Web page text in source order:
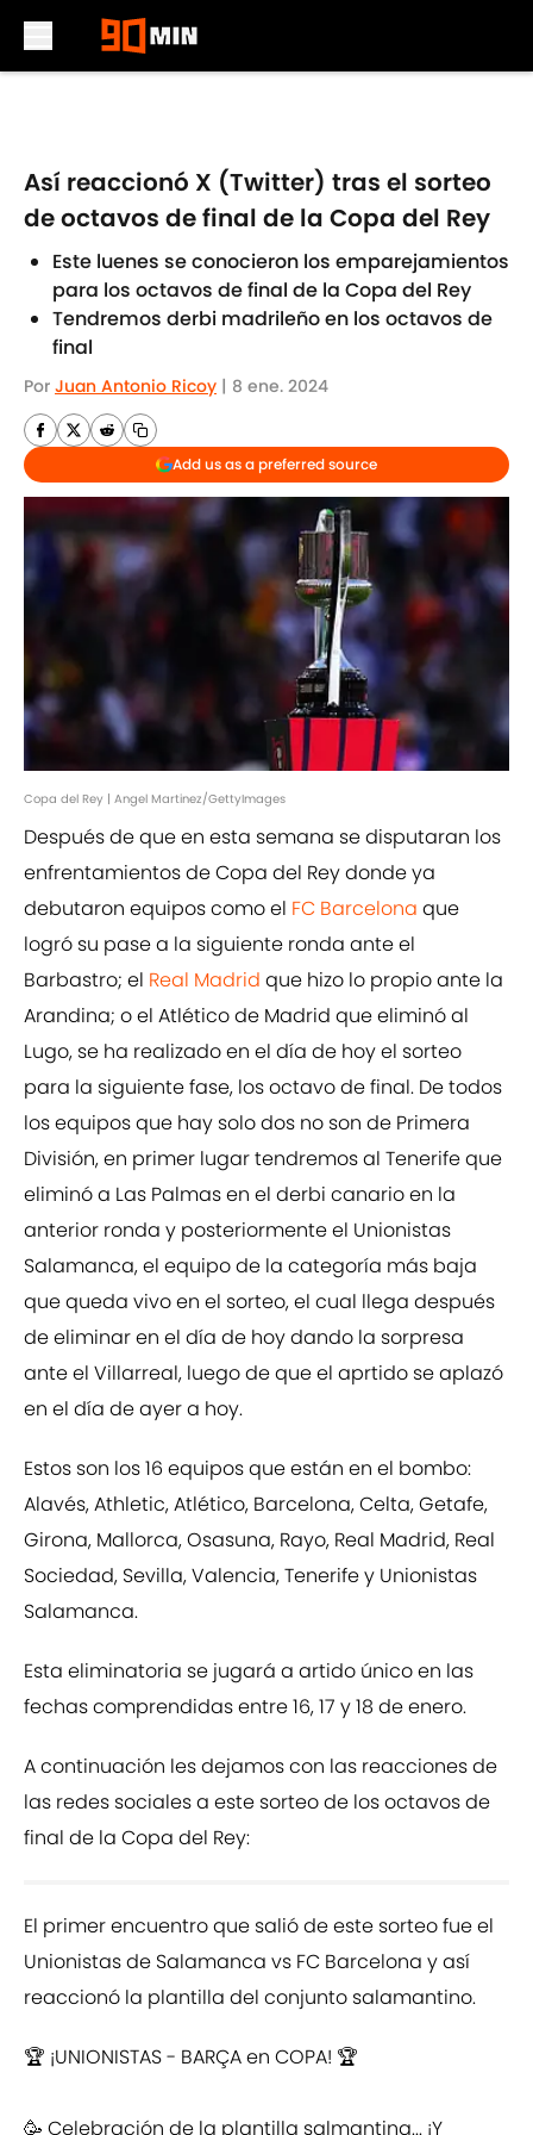
Así reaccionó X (Twitter) tras el sorteo
de octavos de final de la Copa del Rey
Este luenes se conocieron los emparejamientos
para los octavos de final de la Copa del Rey
Tendremos derbi madrileño en los octavos de
final
Por Juan Antonio Ricoy | 8 ene. 2024
Add us as a preferred source
Copa del Rey | Angel Martinez/GettyImages
Después de que en esta semana se disputaran los
enfrentamientos de Copa del Rey donde ya
debutaron equipos como el FC Barcelona que
logró su pase a la siguiente ronda ante el
Barbastro; el Real Madrid que hizo lo propio ante la
Arandina; o el Atlético de Madrid que eliminó al
Lugo, se ha realizado en el día de hoy el sorteo
para la siguiente fase, los octavo de final. De todos
los equipos que hay solo dos no son de Primera
División, en primer lugar tendremos al Tenerife que
eliminó a Las Palmas en el derbi canario en la
anterior ronda y posteriormente el Unionistas
Salamanca, el equipo de la categoría más baja
que queda vivo en el sorteo, el cual llega después
de eliminar en el día de hoy dando la sorpresa
ante el Villarreal, luego de que el aprtido se aplazó
en el día de ayer a hoy.
Estos son los 16 equipos que están en el bombo:
Alavés, Athletic, Atlético, Barcelona, Celta, Getafe,
Girona, Mallorca, Osasuna, Rayo, Real Madrid, Real
Sociedad, Sevilla, Valencia, Tenerife y Unionistas
Salamanca.
Esta eliminatoria se jugará a artido único en las
fechas comprendidas entre 16, 17 y 18 de enero.
A continuación les dejamos con las reacciones de
las redes sociales a este sorteo de los octavos de
final de la Copa del Rey:
El primer encuentro que salió de este sorteo fue el
Unionistas de Salamanca vs FC Barcelona y así
reaccionó la plantilla del conjunto salamantino.
🏆 ¡UNIONISTAS - BARÇA en COPA! 🏆
🥳 Celebración de la plantilla salmantina... ¡Y